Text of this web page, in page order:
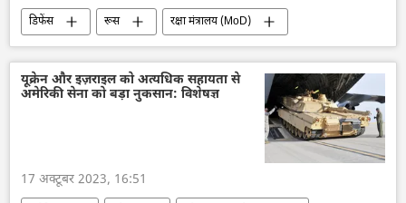
डिफेंस रूस
रक्षा मंत्रालय (MoD)
रक्षा-पंक्ति
वायु रक्षा
मानव रहित वाहन
ड्रोन
राष्ट्रीय सुरक्षा
आत्मरक्षा
रक्षा उत्पादों का निर्यात
यूक्रेन और इज़राइल को अत्यधिक सहायता से
अमेरिकी सेना को बड़ा नुकसान: विशेषज्ञ
17 अक्टूबर 2023, 16:51